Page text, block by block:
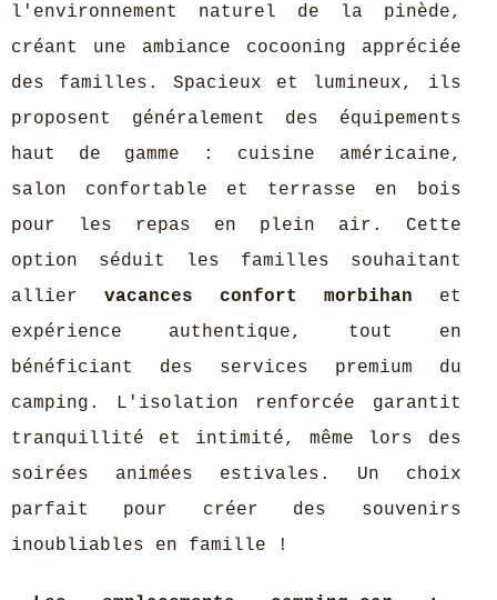
l'environnement naturel de la pinède,
créant une ambiance cocooning appréciée
des familles. Spacieux et lumineux, ils
proposent généralement des équipements
haut de gamme : cuisine américaine,
salon confortable et terrasse en bois
pour les repas en plein air. Cette
option séduit les familles souhaitant
allier vacances confort morbihan et
expérience authentique, tout en
bénéficiant des services premium du
camping. L'isolation renforcée garantit
tranquillité et intimité, même lors des
soirées animées estivales. Un choix
parfait pour créer des souvenirs
inoubliables en famille !